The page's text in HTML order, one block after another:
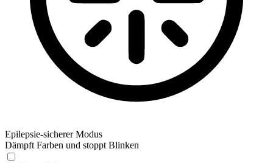
Epilepsie-sicherer Modus
Dämpft Farben und stoppt Blinken